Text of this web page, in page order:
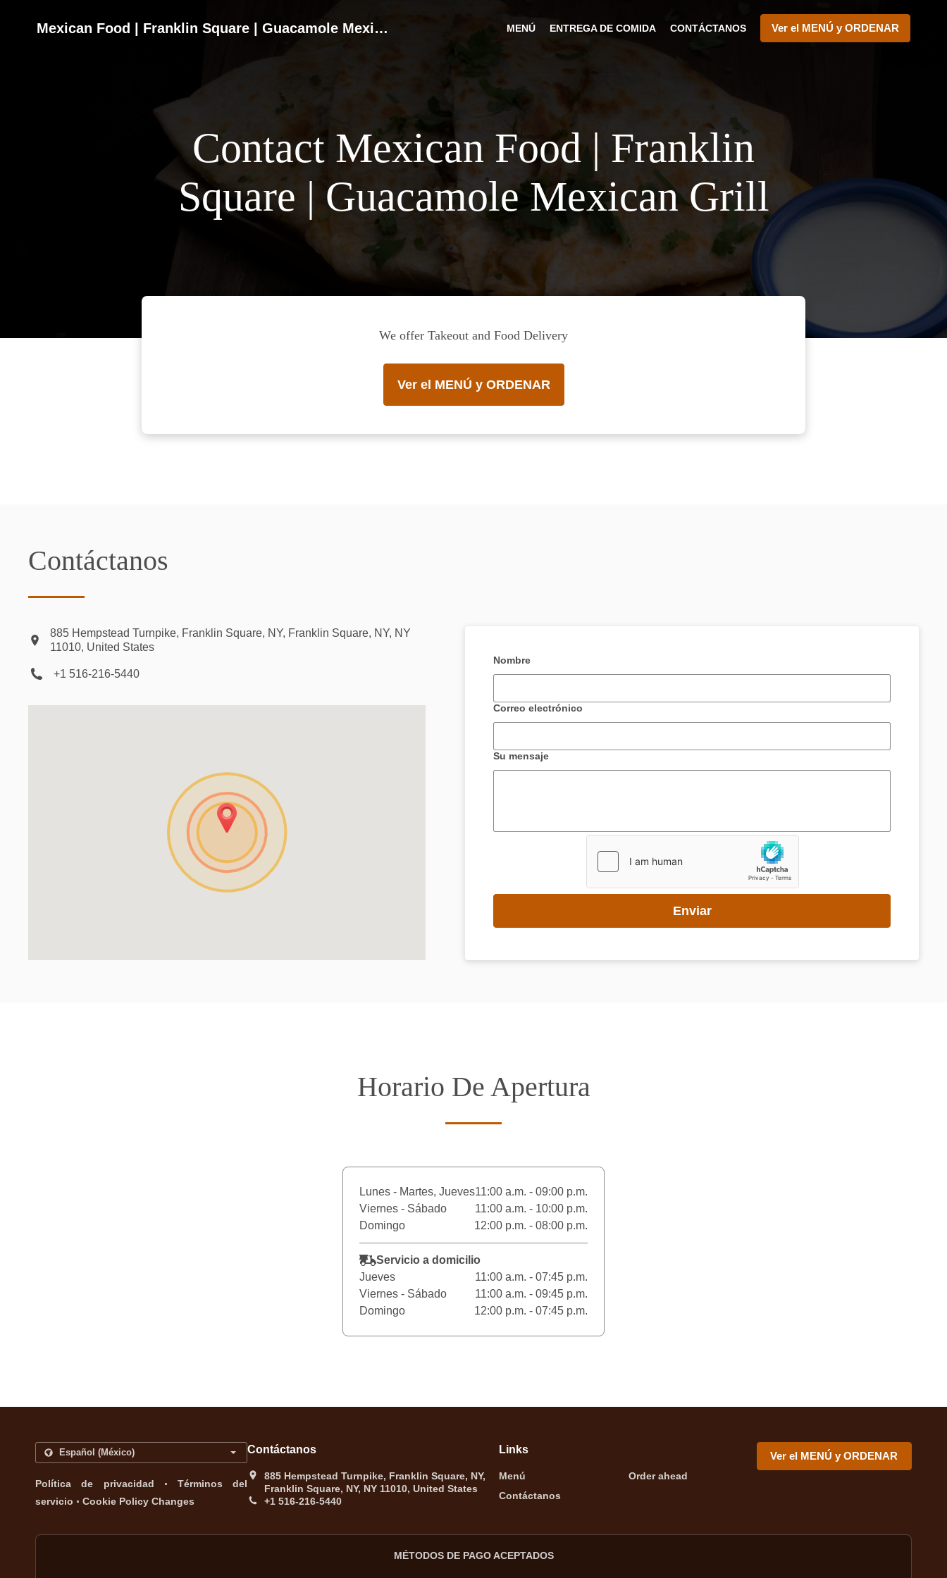
Mexican Food | Franklin Square | Guacamole Mexican Grill MENÚ ENTREGA DE COMIDA CONTÁCTANOS Ver el MENÚ y ORDENAR
Contact Mexican Food | Franklin
Square | Guacamole Mexican Grill
We offer Takeout and Food Delivery
Ver el MENÚ y ORDENAR
Contáctanos
885 Hempstead Turnpike, Franklin Square, NY, Franklin Square, NY, NY
11010, United States
+1 516-216-5440
Nombre
Correo electrónico
Su mensaje
Enviar
Horario De Apertura
Lunes - Martes, Jueves11:00 a.m. - 09:00 p.m.
Viernes - Sábado
11:00 a.m. - 10:00 p.m.
Domingo
12:00 p.m. - 08:00 p.m.
Servicio a domicilio
Jueves
11:00 a.m. - 07:45 p.m.
Viernes - Sábado
11:00 a.m. - 09:45 p.m.
Domingo
12:00 p.m. - 07:45 p.m.
Política de privacidad .
Términos del
servicio . Cookie Policy Changes
Contáctanos
885 Hempstead Turnpike, Franklin Square, NY,
Franklin Square, NY, NY 11010, United States
+1 516-216-5440
Links
Menú
Order ahead
Contáctanos
Ver el MENÚ y ORDENAR
MÉTODOS DE PAGO ACEPTADOS